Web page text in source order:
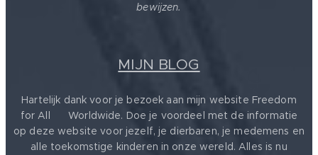
bewijzen.
MIJN BLOG
Hartelijk dank voor je bezoek aan mijn website Freedom
for All ❤️ Worldwide. Doe je voordeel met de informatie
op deze website voor jezelf, je dierbaren, je medemens en
alle toekomstige kinderen in onze wereld. Alles is nu